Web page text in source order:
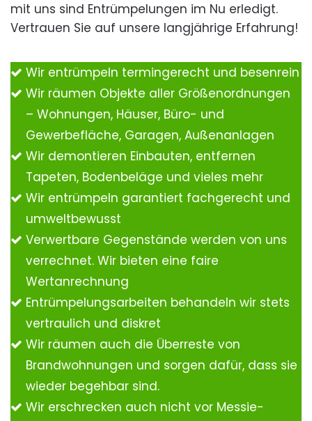
mit uns sind Entrümpelungen im Nu erledigt.
Vertrauen Sie auf unsere langjährige Erfahrung!
Wir entrümpeln termingerecht und besenrein
Wir räumen Objekte aller Größenordnungen
– Wohnungen, Häuser, Büro- und
Gewerbefläche, Garagen, Außenanlagen
Wir demontieren Einbauten, entfernen
Tapeten, Bodenbeläge und vieles mehr
Wir entrümpeln garantiert fachgerecht und
umweltbewusst
Verwertbare Gegenstände werden von uns
verrechnet. Wir bieten eine faire
Wertanrechnung
Entrümpelungsarbeiten behandeln wir stets
vertraulich und diskret
Wir räumen auch die Überreste von
Brandwohnungen und sorgen dafür, dass sie
wieder begehbar sind.
Wir erschrecken auch nicht vor Messie-